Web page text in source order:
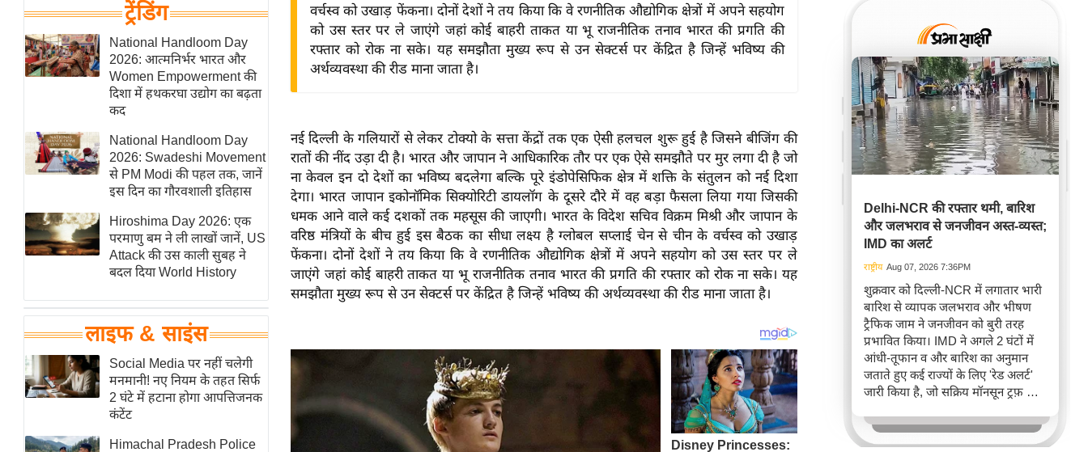
साहित्य जगत
ऑटो वर्ल्ड
न्यूज ब्रीफ
मनोरंजन जगत
बॉलीवुड
हॉलीवुड
फिल्म समीक्षा
Breaking
News
लाइफस्टाइल
टेक्नॉलॉजी
घरेलू नुस्खे
पर्यटन स्थल
फिटनेस मंत्रा
रिलेशनशिप
राजनीति
विश्लेषण
ट्रेंडिंग
National Handloom Day
2026: आत्मनिर्भर भारत और
Women Empowerment की
दिशा में हथकरघा उद्योग का बढ़ता
कद
National Handloom Day
2026: Swadeshi Movement
से PM Modi की पहल तक, जानें
इस दिन का गौरवशाली इतिहास
Hiroshima Day 2026: एक
परमाणु बम ने ली लाखों जानें, US
Attack की उस काली सुबह ने
बदल दिया World History
लाइफ & साइंस
Social Media पर नहीं चलेगी
मनमानी! नए नियम के तहत सिर्फ
2 घंटे में हटाना होगा आपत्तिजनक
कंटेंट
Himachal Pradesh Police
वर्चस्व को उखाड़ फेंकना। दोनों देशों ने तय किया कि वे रणनीतिक औद्योगिक क्षेत्रों में अपने सहयोग
को उस स्तर पर ले जाएंगे जहां कोई बाहरी ताकत या भू राजनीतिक तनाव भारत की प्रगति की
रफ्तार को रोक ना सके। यह समझौता मुख्य रूप से उन सेक्टर्स पर केंद्रित है जिन्हें भविष्य की
अर्थव्यवस्था की रीड माना जाता है।
नई दिल्ली के गलियारों से लेकर टोक्यो के सत्ता केंद्रों तक एक ऐसी हलचल शुरू हुई है जिसने बीजिंग की
रातों की नींद उड़ा दी है। भारत और जापान ने आधिकारिक तौर पर एक ऐसे समझौते पर मुर लगा दी है जो
ना केवल इन दो देशों का भविष्य बदलेगा बल्कि पूरे इंडोपेसिफिक क्षेत्र में शक्ति के संतुलन को नई दिशा
देगा। भारत जापान इकोनॉमिक सिक्योरिटी डायलॉग के दूसरे दौरे में वह बड़ा फैसला लिया गया जिसकी
धमक आने वाले कई दशकों तक महसूस की जाएगी। भारत के विदेश सचिव विक्रम मिश्री और जापान के
वरिष्ठ मंत्रियों के बीच हुई इस बैठक का सीधा लक्ष्य है ग्लोबल सप्लाई चेन से चीन के वर्चस्व को उखाड़
फेंकना। दोनों देशों ने तय किया कि वे रणनीतिक औद्योगिक क्षेत्रों में अपने सहयोग को उस स्तर पर ले
जाएंगे जहां कोई बाहरी ताकत या भू राजनीतिक तनाव भारत की प्रगति की रफ्तार को रोक ना सके। यह
समझौता मुख्य रूप से उन सेक्टर्स पर केंद्रित है जिन्हें भविष्य की अर्थव्यवस्था की रीड माना जाता है।
Delhi-NCR की रफ्तार थमी, बारिश
और जलभराव से जनजीवन अस्त-व्यस्त;
IMD का अलर्ट
राष्ट्रीय Aug 07, 2026 7:36PM
शुक्रवार को दिल्ली-NCR में लगातार भारी
बारिश से व्यापक जलभराव और भीषण
ट्रैफिक जाम ने जनजीवन को बुरी तरह
प्रभावित किया। IMD ने अगले 2 घंटों में
आंधी-तूफान व और बारिश का अनुमान
जताते हुए कई राज्यों के लिए 'रेड अलर्ट'
जारी किया है, जो सक्रिय मॉनसून ट्रफ़ और
जिससे यातायात बाधित होने के साथ-साथ
सफदरजंग अस्पताल में भी जलभराव की